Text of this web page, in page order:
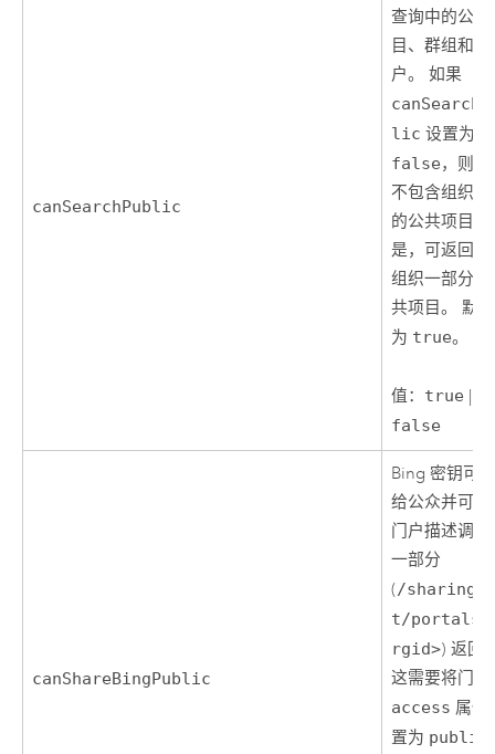
canSearchPublic
查询中的公共
目、群组和用
户。 如果
lic 设置为
false，则
不包含组织外
的公共项目。
是，可返回作
组织一部分的
共项目。 默
为 true。
值： true
false
canShareBingPublic
Bing 密钥可
给公众并可作
门户描述调用
一部分
(/sharing/
t/portals/
rgid>) 返回
这需要将门户
access 属性
置为 public